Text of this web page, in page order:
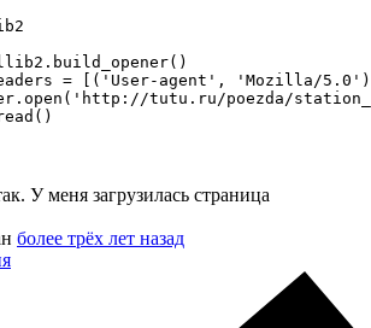
= [('User-agent', 'Mozilla/
tutu.ru/poezda/
У меня загрузилась страница
более трёх лет назад